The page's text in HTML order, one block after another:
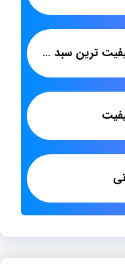
فروشگاه اینترنتی با کیفیت ترین سبد حصیری جاآجیلی پایه دار